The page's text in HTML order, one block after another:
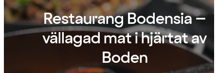
Restaurang Bodensia –
vällagad mat i hjärtat av
Boden